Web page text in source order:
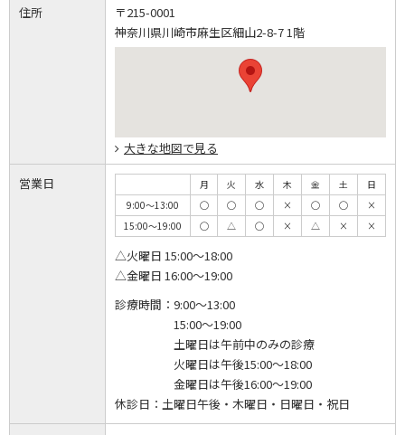
住所
〒215-0001
神奈川県川崎市麻生区細山2-8-7 1階
大きな地図で見る
営業日 月 火 水 木 金 土
日
9:00～13:00
◯ ◯ ◯ × ◯ ◯
×
15:00～19:00
◯ △ ◯ × △ × ×
△火曜日 15:00～18:00
△金曜日 16:00～19:00
診療時間： 9:00～13:00
15:00～19:00
土曜日は午前中のみの診療
火曜日は午後15:00～18:00
金曜日は午後16:00～19:00
休診日： 土曜日午後・木曜日・日曜日・祝日